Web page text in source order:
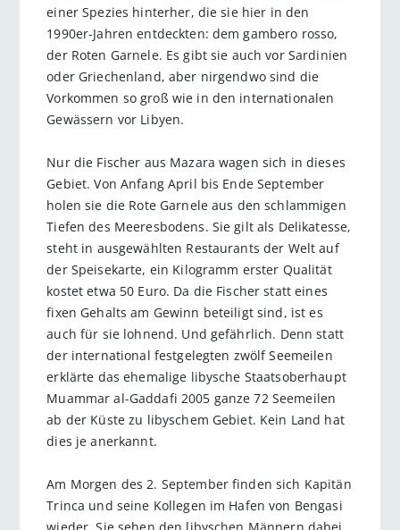
einer Spezies hinterher, die sie hier in den
1990er-Jahren entdeckten: dem gambero rosso,
der Roten Garnele. Es gibt sie auch vor Sardinien
oder Griechenland, aber nirgendwo sind die
Vorkommen so groß wie in den internationalen
Gewässern vor Libyen.
Nur die Fischer aus Mazara wagen sich in dieses
Gebiet. Von Anfang April bis Ende September
holen sie die Rote Garnele aus den schlammigen
Tiefen des Meeresbodens. Sie gilt als Delikatesse,
steht in ausgewählten Restaurants der Welt auf
der Speisekarte, ein Kilogramm erster Qualität
kostet etwa 50 Euro. Da die Fischer statt eines
fixen Gehalts am Gewinn beteiligt sind, ist es
auch für sie lohnend. Und gefährlich. Denn statt
der international festgelegten zwölf Seemeilen
erklärte das ehemalige libysche Staatsoberhaupt
Muammar al-Gaddafi 2005 ganze 72 Seemeilen
ab der Küste zu libyschem Gebiet. Kein Land hat
dies je anerkannt.
Am Morgen des 2. September finden sich Kapitän
Trinca und seine Kollegen im Hafen von Bengasi